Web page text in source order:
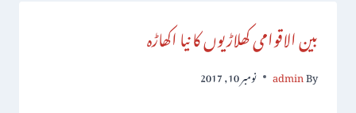
بین الاقوامی کھلاڑیوں کا نیا اکھاڑہ
By
admin نومبر 10, 2017